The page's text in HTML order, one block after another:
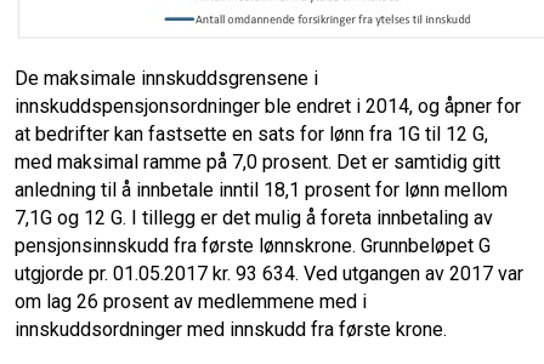
De maksimale innskuddsgrensene i
innskuddspensjonsordninger ble endret i 2014, og åpner for
at bedrifter kan fastsette en sats for lønn fra 1G til 12 G,
med maksimal ramme på 7,0 prosent. Det er samtidig gitt
anledning til å innbetale inntil 18,1 prosent for lønn mellom
7,1G og 12 G. I tillegg er det mulig å foreta innbetaling av
pensjonsinnskudd fra første lønnskrone. Grunnbeløpet G
utgjorde pr. 01.05.2017 kr. 93 634. Ved utgangen av 2017 var
om lag 26 prosent av medlemmene med i
innskuddsordninger med innskudd fra første krone.